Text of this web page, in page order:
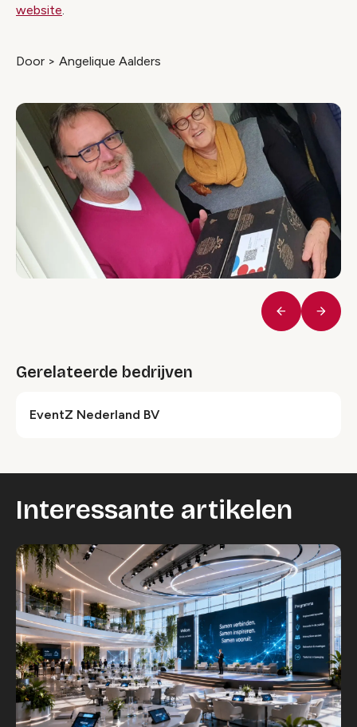
website.
Door > Angelique Aalders
Vorige
Gerelateerde bedrijven
EventZ Nederland BV
Interessante artikelen